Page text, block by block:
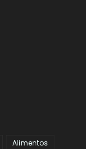
Alimentos